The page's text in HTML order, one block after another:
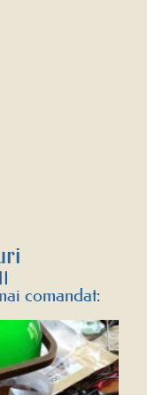
comandat: